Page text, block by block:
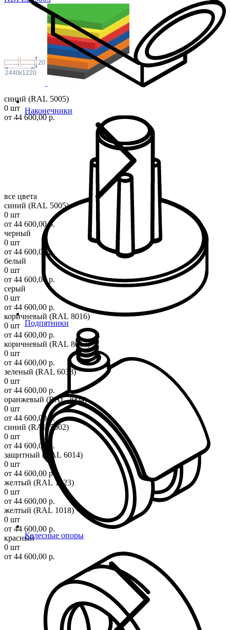
Наконечники
Подпятники
Колесные опоры
20
2440 1220
x
синий (RAL 5005)
0 шт
от 44 600,00 р.
все цвета
синий (RAL 5005)
0 шт
от 44 600,00 р.
черный
0 шт
от 44 600,00 р.
белый
0 шт
от 44 600,00 р.
серый
0 шт
от 44 600,00 р.
коричневый (RAL 8016)
0 шт
от 44 600,00 р.
коричневый (RAL 8017)
0 шт
от 44 600,00 р.
зеленый (RAL 6038)
0 шт
от 44 600,00 р.
оранжевый (RAL 2004)
0 шт
от 44 600,00 р.
синий (RAL 5002)
0 шт
от 44 600,00 р.
защитный (RAL 6014)
0 шт
от 44 600,00 р.
желтый (RAL 1023)
0 шт
от 44 600,00 р.
желтый (RAL 1018)
0 шт
от 44 600,00 р.
красный
0 шт
от 44 600,00 р.